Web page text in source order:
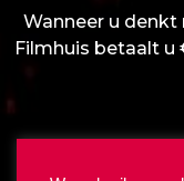
Wanneer u denkt
Filmhuis betaalt u